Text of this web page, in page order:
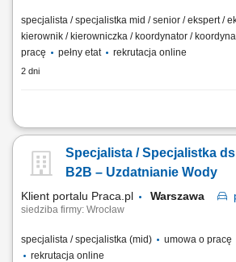
specjalista / specjalistka mid / senior / ekspert /
kierownik / kierowniczka / koordynator /
pracę
pełny etat rekrutacja online
2 dni
Opis stanowiska: Do głównych zadań będzie
chłodniczych. Doradztwo oraz samodzielny
komponentów chłodniczych odpowiadających
Specjalista / Specjalistka
B2B – Uzdatnianie Wody
Klient portalu Praca.pl Warszawa
siedziba firmy: Wrocław
specjalista / specjalistka (mid) umowa o pracę
rekrutacja online